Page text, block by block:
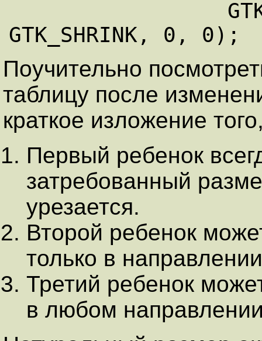
Поучительно
таблицу после
краткое изложение
Первый ребенок
затребованный
урезается.
Второй ребенок
только в
Третий ребенок
в любом